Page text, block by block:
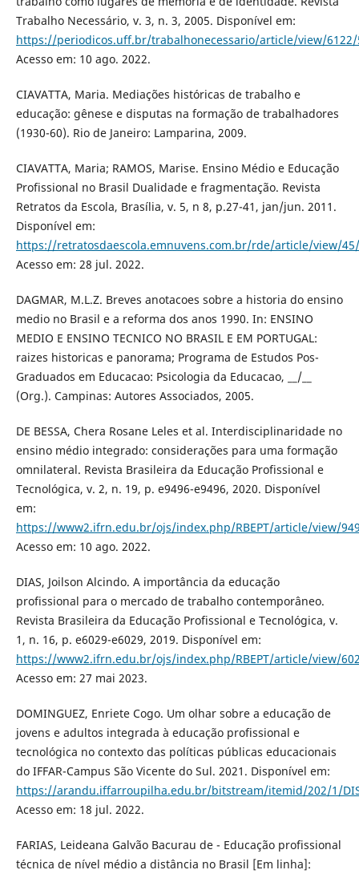
Trabalho Necessário, v. 3, n. 3, 2005. Disponível em:
https://periodicos.uff.br/trabalhonecessario/article/view/6122/
Acesso em: 10 ago. 2022.
CIAVATTA, Maria. Mediações históricas de trabalho e
educação: gênese e disputas na formação de trabalhadores
(1930-60). Rio de Janeiro: Lamparina, 2009.
CIAVATTA, Maria; RAMOS, Marise. Ensino Médio e Educação
Profissional no Brasil Dualidade e fragmentação. Revista
Retratos da Escola, Brasília, v. 5, n 8, p.27-41, jan/jun. 2011.
Disponível em:
https://retratosdaescola.emnuvens.com.br/rde/article/view/
Acesso em: 28 jul. 2022.
DAGMAR, M.L.Z. Breves anotacoes sobre a historia do ensino
medio no Brasil e a reforma dos anos 1990. In: ENSINO
MEDIO E ENSINO TECNICO NO BRASIL E EM PORTUGAL:
raizes historicas e panorama; Programa de Estudos Pos-
Graduados em Educacao: Psicologia da Educacao, __/__
(Org.). Campinas: Autores Associados, 2005.
DE BESSA, Chera Rosane Leles et al. Interdisciplinaridade no
ensino médio integrado: considerações para uma formação
omnilateral. Revista Brasileira da Educação Profissional e
Tecnológica, v. 2, n. 19, p. e9496-e9496, 2020. Disponível
em:
https://www2.ifrn.edu.br/ojs/index.php/RBEPT/article/view/
Acesso em: 10 ago. 2022.
DIAS, Joilson Alcindo. A importância da educação
profissional para o mercado de trabalho contemporâneo.
Revista Brasileira da Educação Profissional e Tecnológica, v.
1, n. 16, p. e6029-e6029, 2019. Disponível em:
https://www2.ifrn.edu.br/ojs/index.php/RBEPT/article/view/
Acesso em: 27 mai 2023.
DOMINGUEZ, Enriete Cogo. Um olhar sobre a educação de
jovens e adultos integrada à educação profissional e
tecnológica no contexto das políticas públicas educacionais
do IFFAR-Campus São Vicente do Sul. 2021. Disponível em:
https://arandu.iffarroupilha.edu.br/bitstream/itemid/202/1/
Acesso em: 18 jul. 2022.
FARIAS, Leideana Galvão Bacurau de - Educação profissional
técnica de nível médio a distância no Brasil [Em linha]: